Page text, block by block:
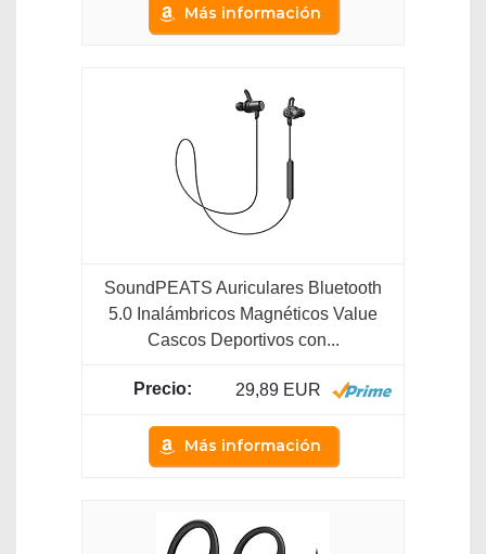
Más información
SoundPEATS Auriculares Bluetooth
5.0 Inalámbricos Magnéticos Value
Cascos Deportivos con...
29,89 EUR
Más información